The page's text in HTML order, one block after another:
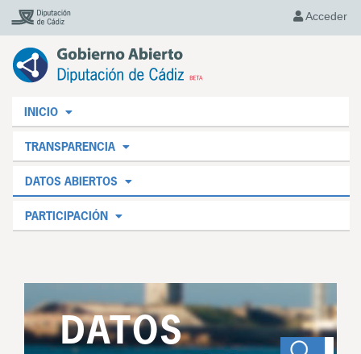
Acceder
INICIO
TRANSPARENCIA
DATOS ABIERTOS
PARTICIPACIÓN
DATOS